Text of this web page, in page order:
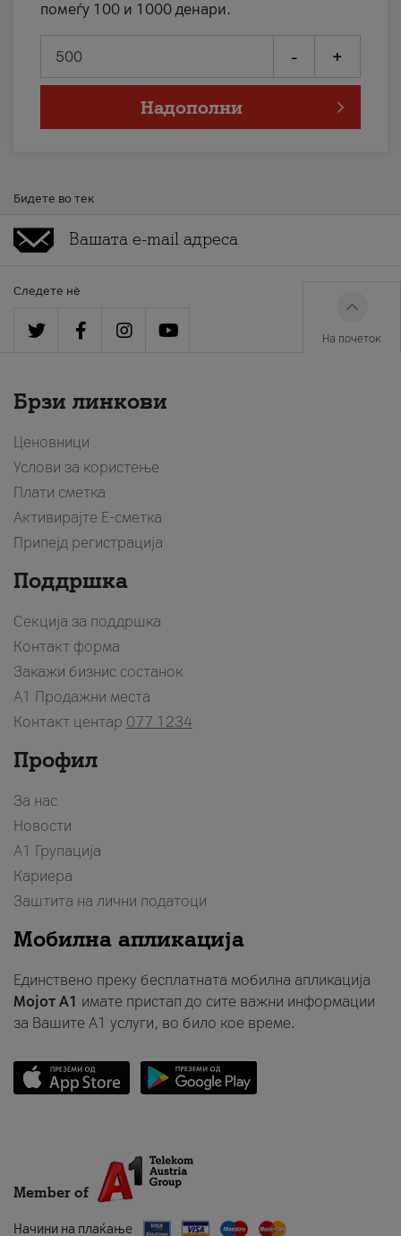
помеѓу 100 и 1000 денари.
- +
Надополни
Бидете во тек
Следете нè
На почеток
Брзи линкови
Ценовници
Услови за користење
Плати сметка
Активирајте Е-сметка
Припејд регистрација
Поддршка
Секција за поддршка
Контакт форма
Закажи бизнис состанок
A1 Продажни места
Контакт центар 077 1234
Профил
За нас
Новости
А1 Групација
Кариера
Заштита на лични податоци
Мобилна апликација
Единствено преку бесплатната мобилна апликација
Мојот A1 имате пристап до сите важни информации
за Вашите A1 услуги, во било кое време.
Member of
Начини на плаќање